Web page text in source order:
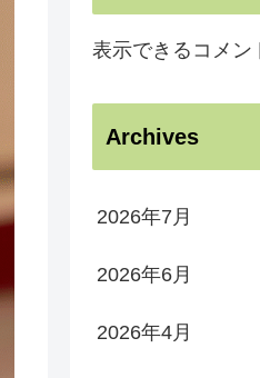
表示できるコメン
Archives
2026年7月
2026年6月
2026年4月